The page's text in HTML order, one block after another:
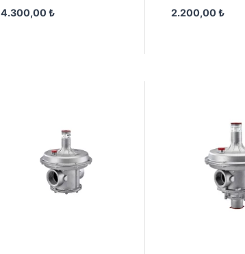
4.300,00₺ 2.200,00₺